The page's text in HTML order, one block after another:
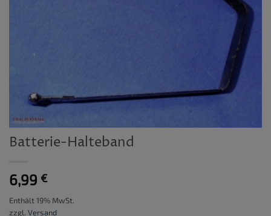
Batterie-Halteband
6,99 €
Enthält 19% MwSt.
zzgl. Versand